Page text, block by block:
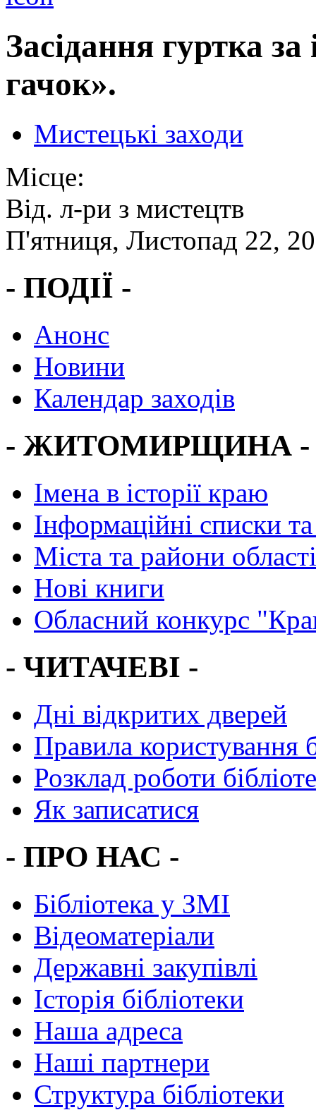
Засідання гуртка
гачок».
Мистецькі заходи
Місце:
Від. л-ри з мистецтв
П'ятниця, Листопад 22,
- ПОДІЇ -
Анонс
Новини
Календар заходів
- ЖИТОМИРЩИНА -
Імена в історії краю
Інформаційні списки
Міста та райони області
Нові книги
Обласний конкурс
- ЧИТАЧЕВІ -
Дні відкритих дверей
Правила користування
Розклад роботи
Як записатися
- ПРО НАС -
Бібліотека у ЗМІ
Відеоматеріали
Державні закупівлі
Історія бібліотеки
Наша адреса
Наші партнери
Структура бібліотеки